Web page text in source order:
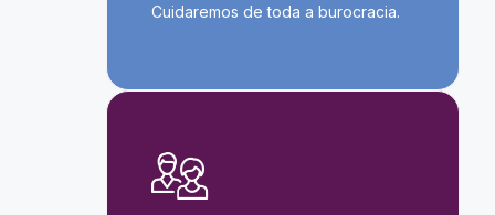
Cuidaremos de toda a burocracia.